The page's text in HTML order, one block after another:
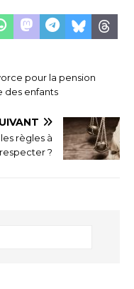
pour la pension
des enfants
règles à
respecter ?